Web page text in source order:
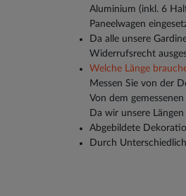
Aluminium (inkl. 6
Paneelwagen
Da alle unsere
Widerrufsrecht
Welche Länge
Messen Sie von der
Von dem
Da wir unsere
Abgebildete
Durch